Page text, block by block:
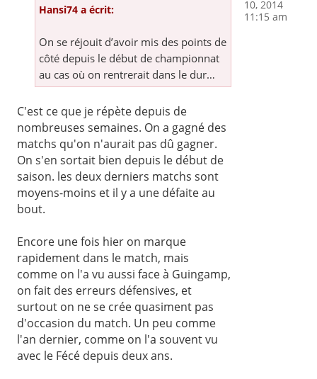
Hansi74 a écrit:
On se réjouit d’avoir mis des points de
côté depuis le début de championnat
au cas où on rentrerait dans le dur…
C'est ce que je répète depuis de
nombreuses semaines. On a gagné des
matchs qu'on n'aurait pas dû gagner.
On s'en sortait bien depuis le début de
saison. les deux derniers matchs sont
moyens-moins et il y a une défaite au
bout.
Encore une fois hier on marque
rapidement dans le match, mais
comme on l'a vu aussi face à Guingamp,
on fait des erreurs défensives, et
surtout on ne se crée quasiment pas
d'occasion du match. Un peu comme
l'an dernier, comme on l'a souvent vu
avec le Fécé depuis deux ans.
10, 2014
11:15 am